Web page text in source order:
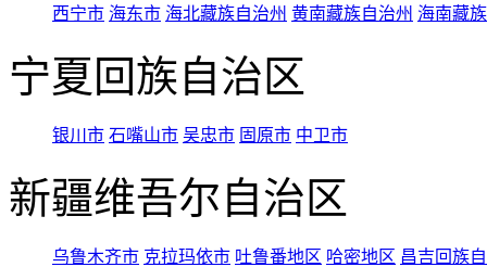
西宁市 海东市 海北藏族自治州 黄南藏族自治州 海南藏
宁夏回族自治区
银川市 石嘴山市 吴忠市 固原市 中卫市
新疆维吾尔自治区
乌鲁木齐市 克拉玛依市 吐鲁番地区 哈密地区 昌吉回族